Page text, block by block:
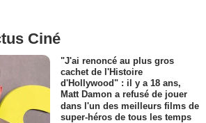
Ciné
"J'ai renoncé au plus gros
cachet de l'Histoire
d'Hollywood" : il y a 18 ans,
Matt Damon a refusé de jouer
dans l'un des meilleurs films de
super-héros de tous les temps